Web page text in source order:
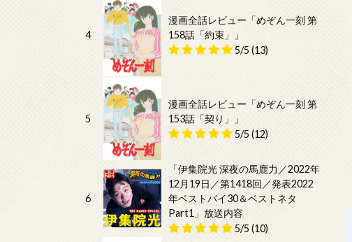
4
漫画全話レビュー「めぞん一刻 第
158話「約束」」
5/5 (13)
5
漫画全話レビュー「めぞん一刻 第
153話「契り」」
5/5 (12)
6
「伊集院光 深夜の馬鹿力／2022年
12月19日／第1418回／発表2022
年ベストバイ30＆ベストネタ
Part1」放送内容
5/5 (10)